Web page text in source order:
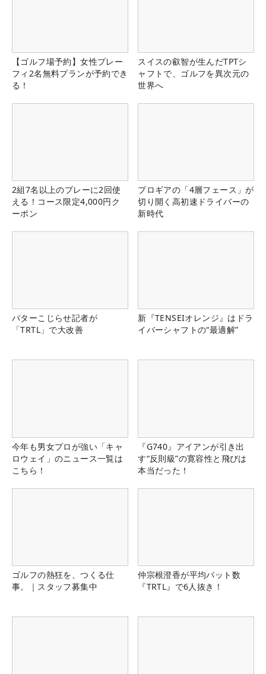
【ゴルフ場予約】女性プレー
フィ2名無料プランが予約でき
る！
スイスの叡智が生んだTPTシ
ャフトで、ゴルフを異次元の
世界へ
2組7名以上のプレーに2回使
える！コース限定4,000円ク
ーポン
プロギアの「4層フェース」が
切り開く高初速ドライバーの
新時代
パターこじらせ記者が
「TRTL」で大改善
新『TENSEIオレンジ』はドラ
イバーシャフトの“最適解”
今年も男女プロが強い「キャ
ロウェイ」のニュース一覧は
こちら！
『G740』アイアンが引き出
す“反則級”の寛容性と飛びは
本当だった！
ゴルフの熱狂を、つくる仕
事。｜スタッフ募集中
仲宗根澄香が平均パット数
『TRTL』で6人抜き！